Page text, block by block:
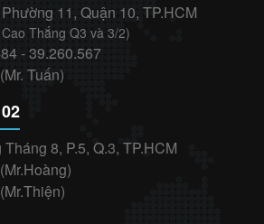
11, Quận 10, TP.HCM
Thắng Q3 và 3/2)
- 39.260.567
Tuấn)
8, P.5, Q.3, TP.HCM